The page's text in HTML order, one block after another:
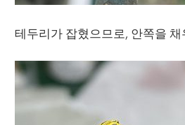
테두리가 잡혔으므로, 안쪽을